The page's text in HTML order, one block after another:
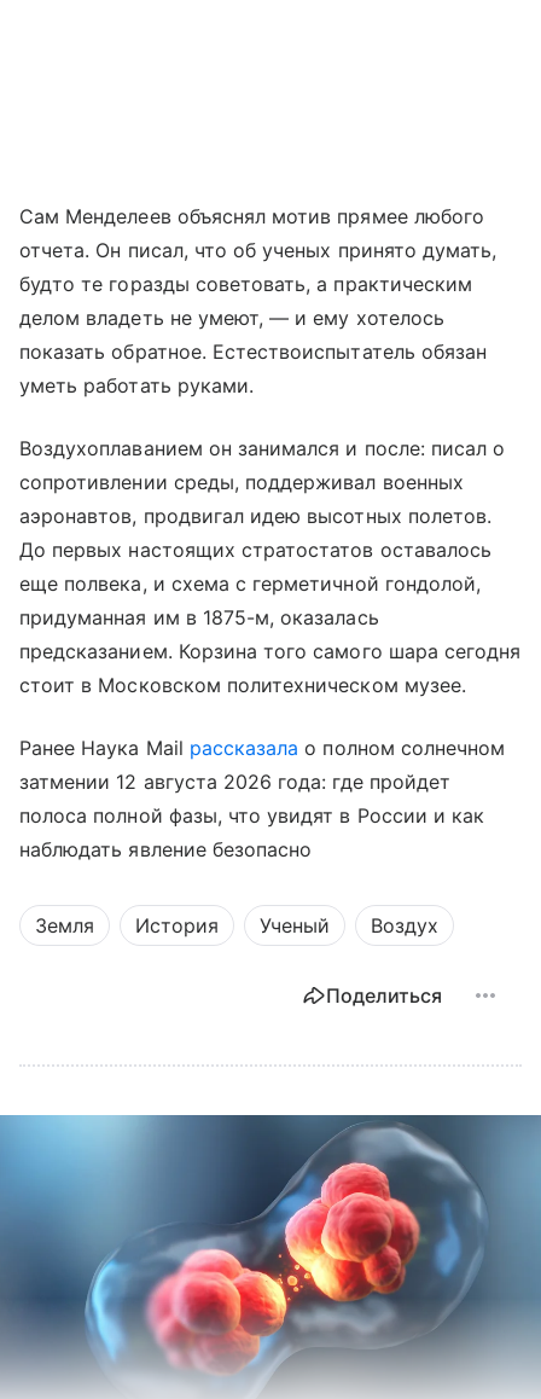
Сам Менделеев объяснял мотив прямее любого
отчета. Он писал, что об ученых принято думать,
будто те горазды советовать, а практическим
делом владеть не умеют, — и ему хотелось
показать обратное. Естествоиспытатель обязан
уметь работать руками.
Воздухоплаванием он занимался и после: писал о
сопротивлении среды, поддерживал военных
аэронавтов, продвигал идею высотных полетов.
До первых настоящих стратостатов оставалось
еще полвека, и схема с герметичной гондолой,
придуманная им в 1875-м, оказалась
предсказанием. Корзина того самого шара сегодня
стоит в Московском политехническом музее.
Ранее Наука Mail рассказала о полном солнечном
затмении 12 августа 2026 года: где пройдет
полоса полной фазы, что увидят в России и как
наблюдать явление безопасно
Земля История Ученый Воздух
Поделиться